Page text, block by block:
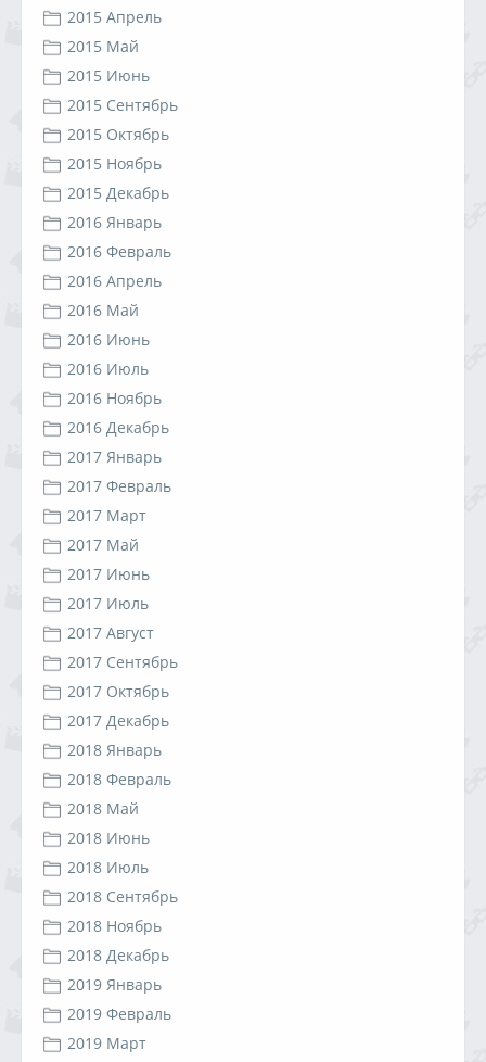
2015 Апрель
2015 Май
2015 Июнь
2015 Сентябрь
2015 Октябрь
2015 Ноябрь
2015 Декабрь
2016 Январь
2016 Февраль
2016 Апрель
2016 Май
2016 Июнь
2016 Июль
2016 Ноябрь
2016 Декабрь
2017 Январь
2017 Февраль
2017 Март
2017 Май
2017 Июнь
2017 Июль
2017 Август
2017 Сентябрь
2017 Октябрь
2017 Декабрь
2018 Январь
2018 Февраль
2018 Май
2018 Июнь
2018 Июль
2018 Сентябрь
2018 Ноябрь
2018 Декабрь
2019 Январь
2019 Февраль
2019 Март